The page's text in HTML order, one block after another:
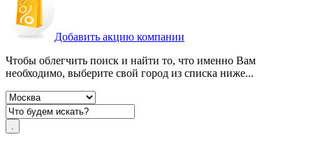
Добавить акцию компании
Чтобы облегчить поиск и найти то, что именно Вам
необходимо, выберите свой город из списка ниже...